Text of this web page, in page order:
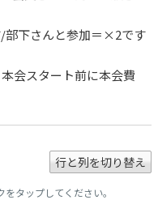
部下さんと参加＝×2です
スタート前に本会費
行と列を切り替え
タップしてください。